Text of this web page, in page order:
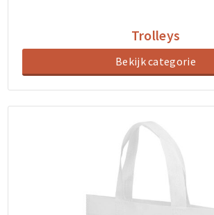
Trolleys
Bekijk categorie